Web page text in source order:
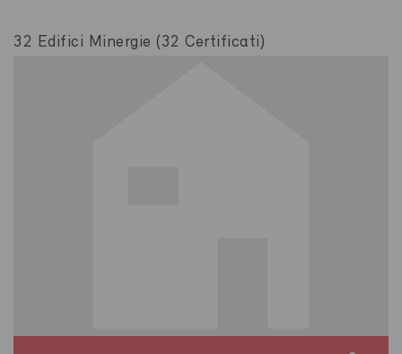
32 Edifici Minergie (32 Certificati)